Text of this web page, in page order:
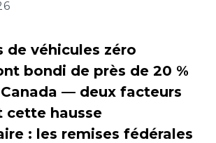
de véhicules zéro
bondi de près de 20 %
— deux facteurs
cette hausse
: les remises fédérales